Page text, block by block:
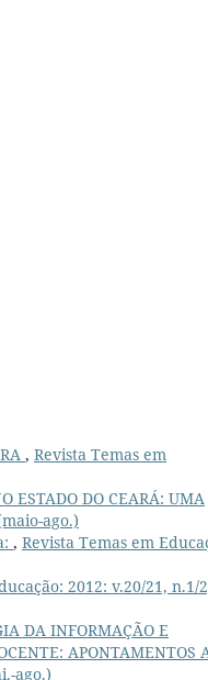
, Revista Temas em
ESTADO DO CEARÁ: UMA
ago.)
, Revista Temas em
2012: v.20/21, n.1/
DA INFORMAÇÃO E
APONTAMENTOS
ago.)